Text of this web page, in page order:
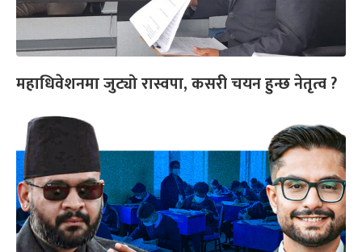
महाधिवेशनमा जुट्यो रास्वपा, कसरी चयन हुन्छ नेतृत्व ?